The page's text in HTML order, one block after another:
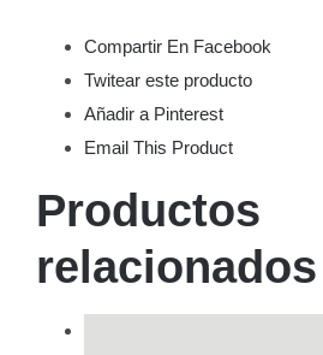
Compartir En Facebook
Twitear este producto
Añadir a Pinterest
Email This Product
Productos
relacionados